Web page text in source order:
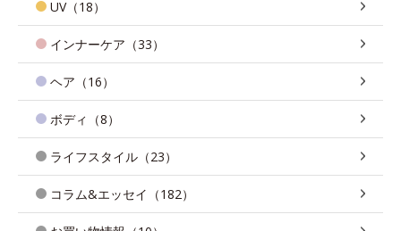
UV（18）
インナーケア（33）
ヘア（16）
ボディ（8）
ライフスタイル（23）
コラム&エッセイ（182）